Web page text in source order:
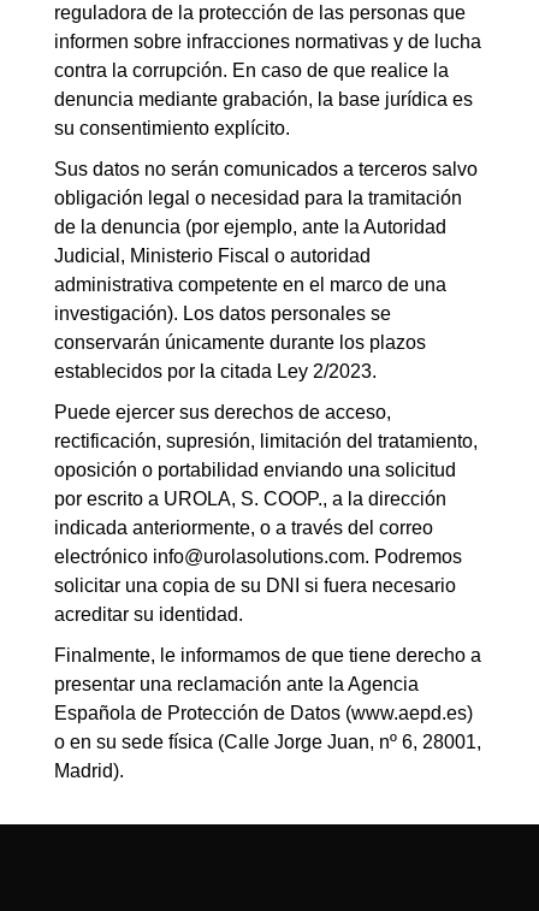
reguladora de la protección de las personas que
informen sobre infracciones normativas y de lucha
contra la corrupción. En caso de que realice la
denuncia mediante grabación, la base jurídica es
su consentimiento explícito.
Sus datos no serán comunicados a terceros salvo
obligación legal o necesidad para la tramitación
de la denuncia (por ejemplo, ante la Autoridad
Judicial, Ministerio Fiscal o autoridad
administrativa competente en el marco de una
investigación). Los datos personales se
conservarán únicamente durante los plazos
establecidos por la citada Ley 2/2023.
Puede ejercer sus derechos de acceso,
rectificación, supresión, limitación del tratamiento,
oposición o portabilidad enviando una solicitud
por escrito a UROLA, S. COOP., a la dirección
indicada anteriormente, o a través del correo
electrónico info@urolasolutions.com. Podremos
solicitar una copia de su DNI si fuera necesario
acreditar su identidad.
Finalmente, le informamos de que tiene derecho a
presentar una reclamación ante la Agencia
Española de Protección de Datos (www.aepd.es)
o en su sede física (Calle Jorge Juan, nº 6, 28001,
Madrid).